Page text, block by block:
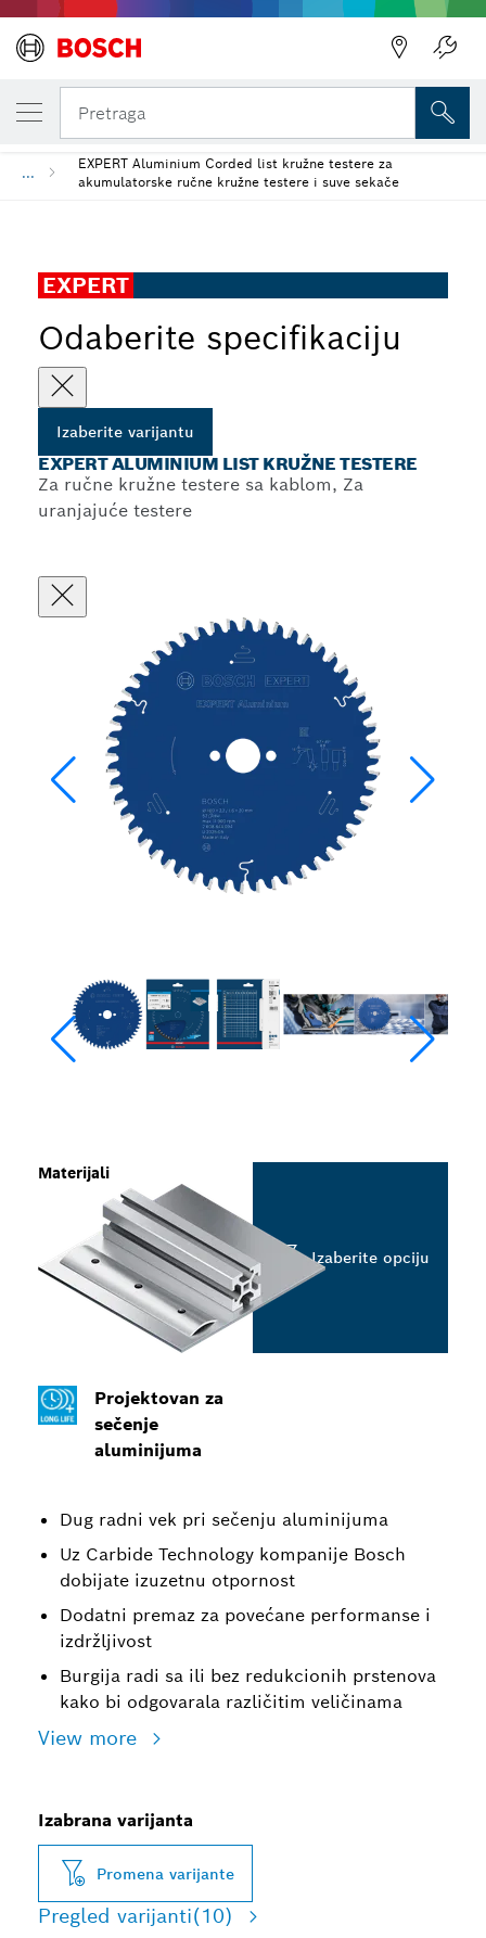
Pretraga
...
EXPERT Aluminium Corded list kružne testere za
akumulatorske ručne kružne testere i suve sekače
EXPERT
Odaberite specifikaciju
Izaberite varijantu
EXPERT ALUMINIUM LIST KRUŽNE TESTERE
Za ručne kružne testere sa kablom, Za
uranjajuće testere
Projektovan za
sečenje
aluminijuma
Dug radni vek pri sečenju aluminijuma
Uz Carbide Technology kompanije Bosch
dobijate izuzetnu otpornost
Dodatni premaz za povećane performanse i
izdržljivost
Burgija radi sa ili bez redukcionih prstenova
kako bi odgovarala različitim veličinama
View more
Materijali
Izaberite opciju
Izabrana varijanta
Promena varijante
Pregled varijanti(10)
IZABRANA VARIJANTA
EXPERT Aluminium list kružne testere